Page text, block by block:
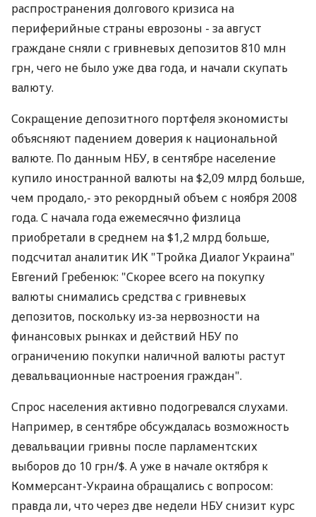
распространения долгового кризиса на
периферийные страны еврозоны - за август
граждане сняли с гривневых депозитов 810 млн
грн, чего не было уже два года, и начали скупать
валюту.
Сокращение депозитного портфеля экономисты
объясняют падением доверия к национальной
валюте. По данным НБУ, в сентябре население
купило иностранной валюты на $2,09 млрд больше,
чем продало,- это рекордный объем с ноября 2008
года. С начала года ежемесячно физлица
приобретали в среднем на $1,2 млрд больше,
подсчитал аналитик ИК "Тройка Диалог Украина"
Евгений Гребенюк: "Скорее всего на покупку
валюты снимались средства с гривневых
депозитов, поскольку из-за нервозности на
финансовых рынках и действий НБУ по
ограничению покупки наличной валюты растут
девальвационные настроения граждан".
Спрос населения активно подогревался слухами.
Например, в сентябре обсуждалась возможность
девальвации гривны после парламентских
выборов до 10 грн/$. А уже в начале октября к
Коммерсант-Украина обращались с вопросом:
правда ли, что через две недели НБУ снизит курс